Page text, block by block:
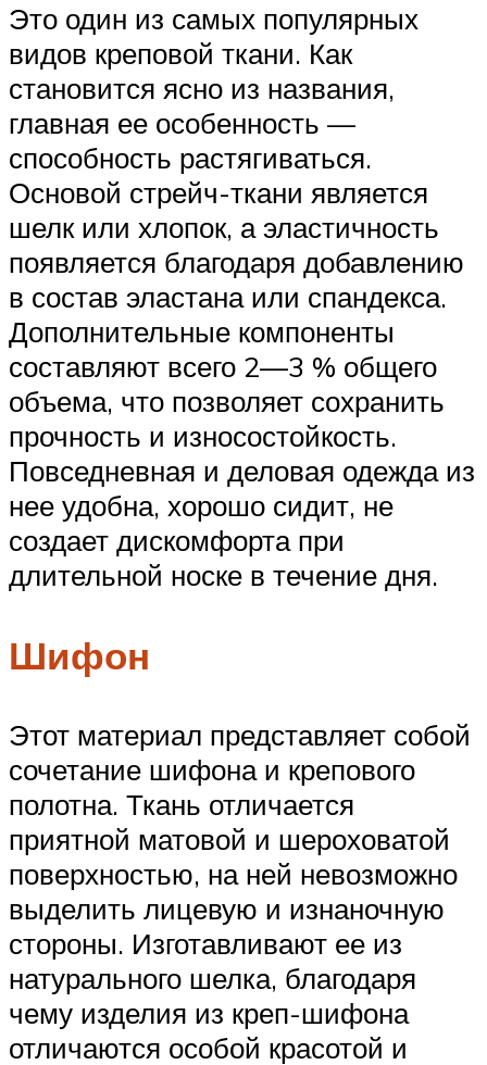
Это один из самых популярных
видов креповой ткани. Как
становится ясно из названия,
главная ее особенность —
способность растягиваться.
Основой стрейч-ткани является
шелк или хлопок, а эластичность
появляется благодаря добавлению
в состав эластана или спандекса.
Дополнительные компоненты
составляют всего 2—3 % общего
объема, что позволяет сохранить
прочность и износостойкость.
Повседневная и деловая одежда из
нее удобна, хорошо сидит, не
создает дискомфорта при
длительной носке в течение дня.
Шифон
Этот материал представляет собой
сочетание шифона и крепового
полотна. Ткань отличается
приятной матовой и шероховатой
поверхностью, на ней невозможно
выделить лицевую и изнаночную
стороны. Изготавливают ее из
натурального шелка, благодаря
чему изделия из креп-шифона
отличаются особой красотой и